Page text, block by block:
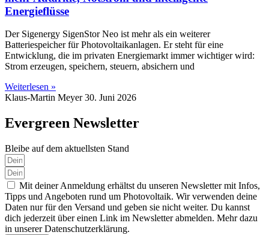
Energieflüsse
Der Sigenergy SigenStor Neo ist mehr als ein weiterer
Batteriespeicher für Photovoltaikanlagen. Er steht für eine
Entwicklung, die im privaten Energiemarkt immer wichtiger wird:
Strom erzeugen, speichern, steuern, absichern und
Weiterlesen »
Klaus-Martin Meyer30. Juni 2026
Evergreen Newsletter
Bleibe auf dem aktuellsten Stand
Mit deiner Anmeldung erhältst du unseren Newsletter mit Infos,
Tipps und Angeboten rund um Photovoltaik. Wir verwenden deine
Daten nur für den Versand und geben sie nicht weiter. Du kannst
dich jederzeit über einen Link im Newsletter abmelden. Mehr dazu
in unserer Datenschutzerklärung.